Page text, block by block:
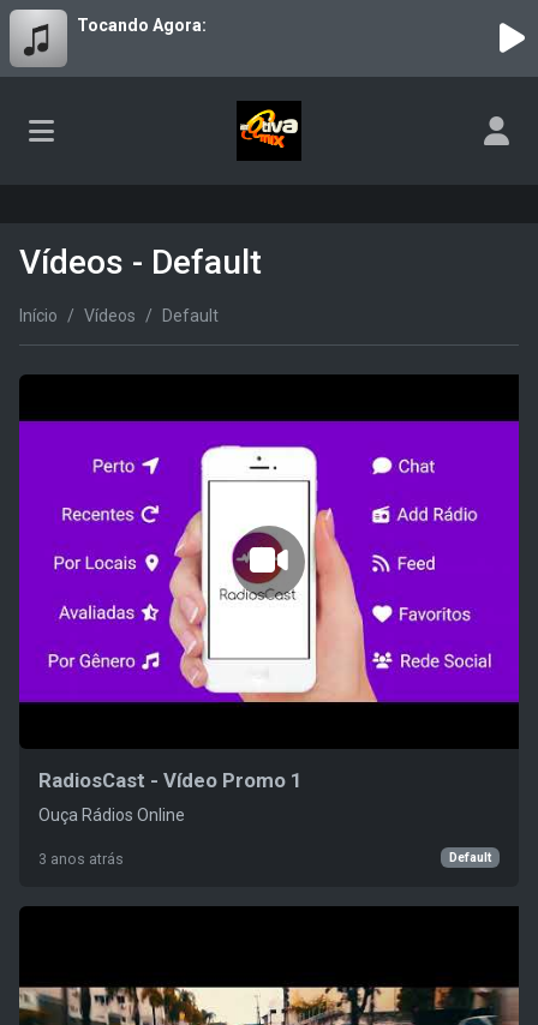
Tocando Agora:
Vídeos - Default
Início Vídeos Default
RadiosCast - Vídeo Promo 1
Ouça Rádios Online
3 anos atrás Default